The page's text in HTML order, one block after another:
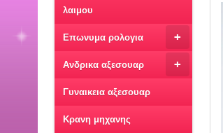
λαιμου
+
Επωνυμα ρολογια
+
Ανδρικα αξεσουαρ
Γυναικεια αξεσουαρ
Κρανη μηχανης